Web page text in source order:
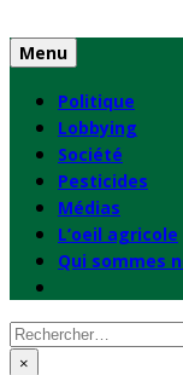
to
content
Menu
Politique
Lobbying
Société
Pesticides
Médias
L’oeil agricole
Qui sommes
Rechercher
: ×